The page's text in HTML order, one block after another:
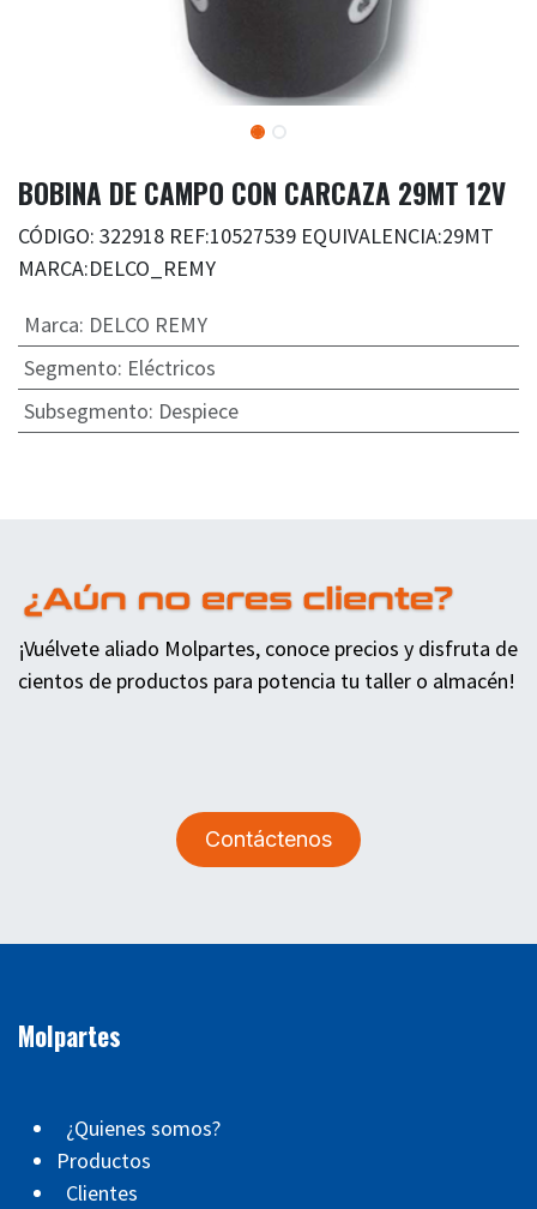
BOBINA DE CAMPO CON CARCAZA 29MT 12V
CÓDIGO: 322918 REF:10527539 EQUIVALENCIA:29MT
MARCA:DELCO_REMY
Marca: DELCO REMY
Segmento: Eléctricos
Subsegmento: Despiece
¡Vuélvete aliado Molpartes, conoce precios y disfruta de
cientos de productos para potencia tu taller o almacén!
Contáctenos
Molpartes
¿Quienes somos?
Productos
Clientes